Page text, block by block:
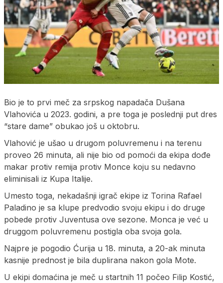
Bio je to prvi meč za srpskog napadača Dušana
Vlahovića u 2023. godini, a pre toga je poslednji put dres
“stare dame” obukao još u oktobru.
Vlahović je ušao u drugom poluvremenu i na terenu
proveo 26 minuta, ali nije bio od pomoći da ekipa dođe
makar protiv remija protiv Monce koju su nedavno
eliminisali iz Kupa Italije.
Umesto toga, nekadašnji igrač ekipe iz Torina Rafael
Paladino je sa klupe predvodio svoju ekipu i do druge
pobede protiv Juventusa ove sezone. Monca je već u
druggom poluvremenu postigla oba svoja gola.
Najpre je pogodio Ćurija u 18. minuta, a 20-ak minuta
kasnije prednost je bila duplirana nakon gola Mote.
U ekipi domaćina je meč u startnih 11 počeo Filip Kostić,